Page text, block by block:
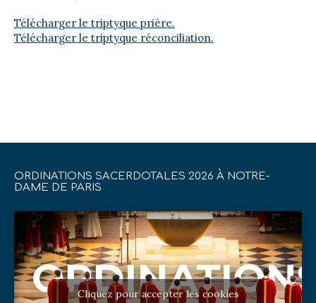
Télécharger le triptyque prière.
Télécharger le triptyque réconciliation.
ORDINATIONS SACERDOTALES 2026 À NOTRE-
DAME DE PARIS
Cliquez pour accepter les cookies